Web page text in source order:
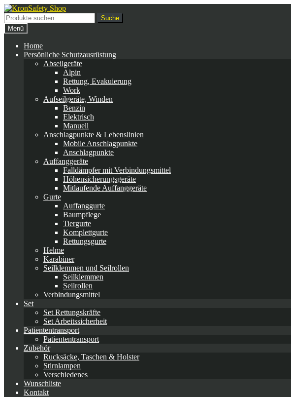
Zur
Navigation
springen
Zum
Inhalt
springen
Suche
nach:
Suche
Menü
Home
Persönliche Schutzausrüstung
Abseilgeräte
Alpin
Rettung, Evakuierung
Work
Aufseilgeräte, Winden
Benzin
Elektrisch
Manuell
Anschlagpunkte & Lebenslinien
Mobile Anschlagpunkte
Anschlagpunkte
Auffanggeräte
Falldämpfer mit Verbindungsmittel
Höhensicherungsgeräte
Mitlaufende Auffanggeräte
Gurte
Auffanggurte
Baumpflege
Tiergurte
Komplettgurte
Rettungsgurte
Helme
Karabiner
Seilklemmen und Seilrollen
Seilklemmen
Seilrollen
Verbindungsmittel
Set
Set Rettungskräfte
Set Arbeitssicherheit
Patiententransport
Patiententransport
Zubehör
Rucksäcke, Taschen & Holster
Stirnlampen
Verschiedenes
Wunschliste
Kontakt